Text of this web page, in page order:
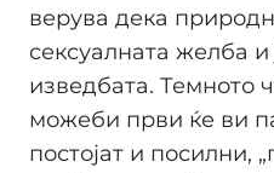
верува дека
сексуалната желба
изведбата. Темното
можеби први ќе ви
постојат и посилни,